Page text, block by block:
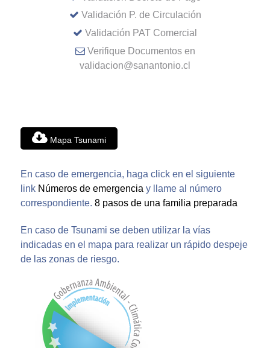
Validación P. de Circulación
Validación PAT Comercial
Verifique Documentos en
validacion@sanantonio.cl
Mapa Tsunami
En caso de emergencia, haga click en el siguiente
link Números de emergencia y llame al número
correspondiente. 8 pasos de una familia preparada
En caso de Tsunami se deben utilizar la vías
indicadas en el mapa para realizar un rápido despeje
de las zonas de riesgo.